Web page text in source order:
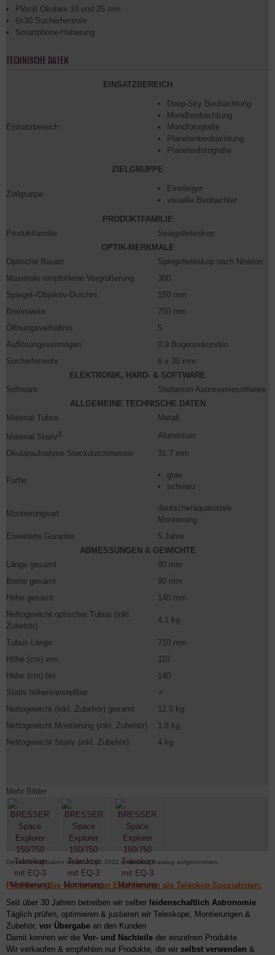
Plössl Okulare 10 und 25 mm
6x30 Sucherfernrohr
Smartphone-Halterung
TECHNISCHE DATEN
EINSATZBEREICH
Einsatzbereich
Deep-Sky Beobachtung
Mondbeobachtung
Mondfotografie
Planetenbeobachtung
Planetenfotografie
ZIELGRUPPE
Zielgruppe
Einsteiger
visuelle Beobachter
PRODUKTFAMILIE
Produktfamilie
Spiegelteleskop
OPTIK-MERKMALE
Optische Bauart
Spiegelteleskop nach Newton
Maximale empfohlene Vergrößerung
300
Spiegel-/Objektiv-Durchm.
150 mm
Brennweite
750 mm
Öffnungsverhältnis
5
Auflösungsvermögen
0.9 Bogensekunden
Sucherfernrohr
6 x 30 mm
ELEKTRONIK, HARD- & SOFTWARE
Software
Stellarium Astronomiesoftware
ALLGEMEINE TECHNISCHE DATEN
Material Tubus
Metall
Material Stativ3
Aluminium
Okularaufnahme Steckdurchmesser
31.7 mm
Farbe
grau
schwarz
Montierungsart
deutsche/äquatoriale
Montierung
Erweiterte Garantie
5 Jahre
ABMESSUNGEN & GEWICHTE
Länge gesamt
90 mm
Breite gesamt
90 mm
Höhe gesamt
140 mm
Nettogewicht optischer Tubus (inkl.
Zubehör)
4.1 kg
Tubus-Länge
710 mm
Höhe (cm) von
110
Höhe (cm) bis
140
Stativ höhenverstellbar
✓
Nettogewicht (inkl. Zubehör) gesamt
12.5 kg
Nettogewicht Montierung (inkl. Zubehör)
1.8 kg
Nettogewicht Stativ (inkl. Zubehör)
4 kg
Mehr Bilder
Diesen Artikel haben wir am 21.01.2022 in unseren Katalog aufgenommen.
Profitieren Sie von unseren Erfahrungen als Teleskop-Spezialisten:
Seit über 30 Jahren betreiben wir selber leidenschaftlich Astronomie
Täglich prüfen, optimieren & justieren wir Teleskope, Montierungen &
Zubehör, vor Übergabe an den Kunden
Damit kennen wir die Vor- und Nachteile der einzelnen Produkte
Wir verkaufen & empfehlen nur Produkte, die wir selbst verwenden &